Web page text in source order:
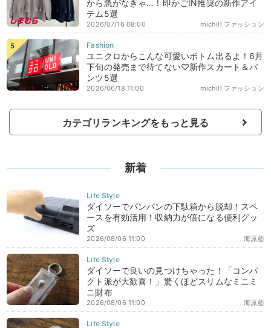
から急がなきゃ…！即かごIN推奨の新作アイ
テム5選
michill ファッション
2026/07/16 08:00
ユニクロからこんな可愛いボトム出るよ！6月
下旬の発売まで待てない♡新作スカート＆パ
ンツ5選
michill ファッション
2026/06/18 11:00
カテゴリランキングをもっと見る
新着
ダイソーでパンパンの下駄箱から脱却！スペ
ースを有効活用！収納力が倍になる便利グッ
ズ
海原藍
2026/08/06 11:00
ダイソーで良いの見つけちゃった！「コンパ
クト派が大歓喜！」驚くほどスリムなミニミ
ニ財布
海原藍
2026/08/06 11:00